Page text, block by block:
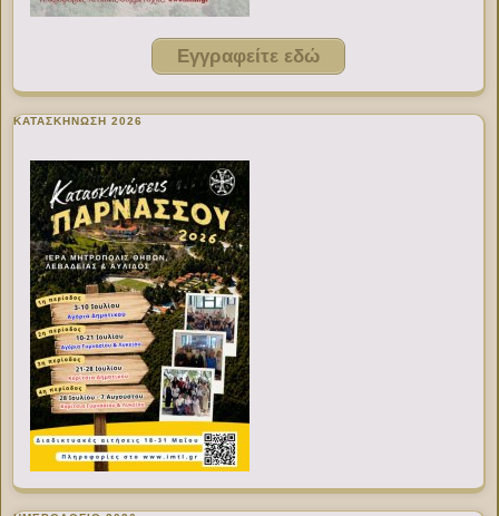
Εγγραφείτε εδώ
ΚΑΤΑΣΚΗΝΩΣΗ 2026